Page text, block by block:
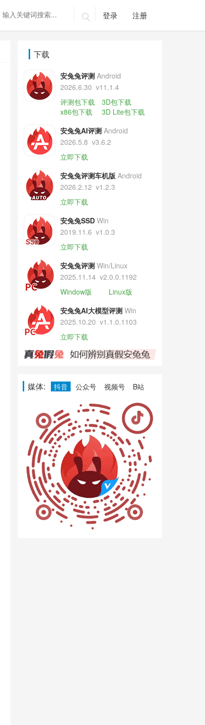
 登录 注册
下载
安兔兔评测 Android
2026.6.30 v11.1.4
评测包下载
3D包下载
x86包下载
3D Lite包下载
安兔兔AI评测 Android
2026.5.8 v3.6.2
立即下载
安兔兔评测车机版 Android
2026.2.12 v1.2.3
立即下载
安兔兔SSD Win
2019.11.6 v1.0.3
立即下载
安兔兔评测 Win/Linux
2025.11.14 v2.0.0.1192
Window版
Linux版
安兔兔AI大模型评测 Win
2025.10.20 v1.1.0.1103
立即下载
媒体: 抖音 公众号 视频号 B站